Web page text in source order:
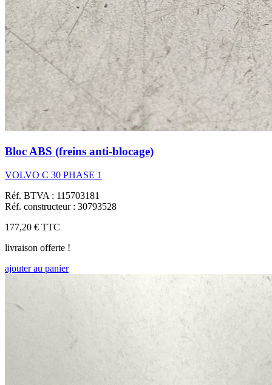
Bloc ABS (freins anti-blocage)
VOLVO C 30 PHASE 1
Réf. BTVA : 115703181
Réf. constructeur : 30793528
177,20 € TTC
livraison offerte !
ajouter au panier